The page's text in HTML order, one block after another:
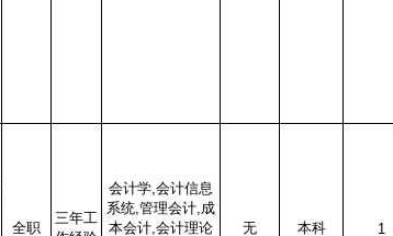
全职
三年工
会计学,会计信息
系统,管理会计,成
本会计,会计理论
无 本科 1